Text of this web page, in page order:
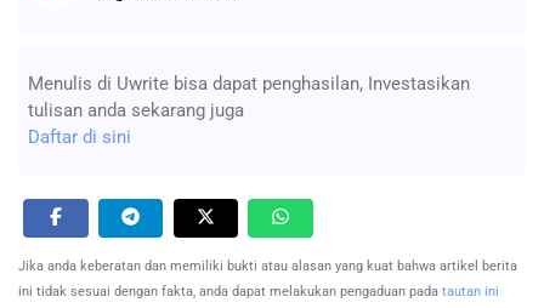
Menulis di Uwrite bisa dapat penghasilan, Investasikan
tulisan anda sekarang juga
Daftar di sini
Jika anda keberatan dan memiliki bukti atau alasan yang kuat bahwa artikel berita
ini tidak sesuai dengan fakta, anda dapat melakukan pengaduan pada tautan ini